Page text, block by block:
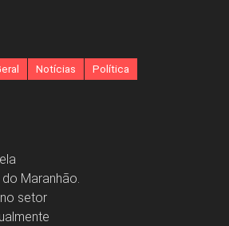
Notícias Política
Maranhão.
setor